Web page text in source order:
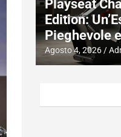
Playseat
Edition:
Pieghevole
Agosto 4, 2026